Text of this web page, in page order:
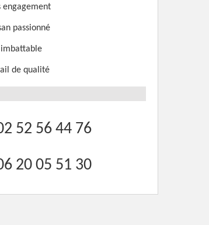
engagement
passionné
de qualité
52 56 44 76
20 05 51 30